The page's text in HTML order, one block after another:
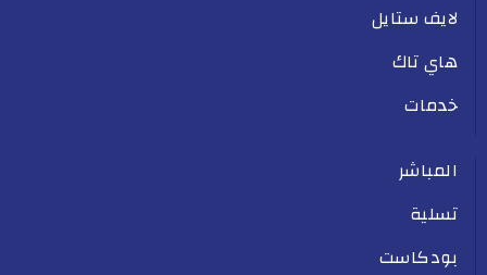
لايف ستايل
هاي تاك
خدمات
المباشر
تسلية
بودكاست